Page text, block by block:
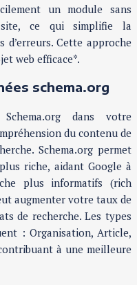
un module sans
ce qui simplifie la
Cette approche
web efficace*.
schema.org
dans votre
du contenu de
Schema.org permet
riche, aidant Google à
plus informatifs (rich
augmenter votre taux de
de recherche. Les types
: Organisation, Article,
à une meilleure